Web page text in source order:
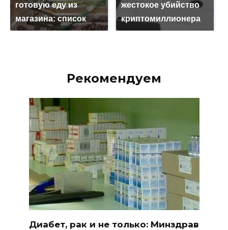
готовую еду из
магазина: список
жестокое убийство
криптомиллионера
Рекомендуем
Диабет, рак и не только: Минздрав